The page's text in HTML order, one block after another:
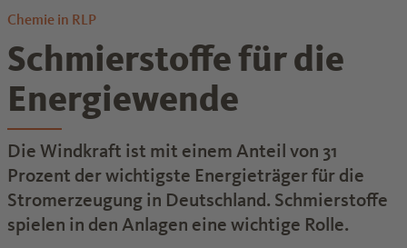
Chemie in RLP
Schmierstoffe für die
Energiewende
Die Windkraft ist mit einem Anteil von 31
Prozent der wichtigste Energieträger für die
Stromerzeugung in Deutschland. Schmierstoffe
spielen in den Anlagen eine wichtige Rolle.